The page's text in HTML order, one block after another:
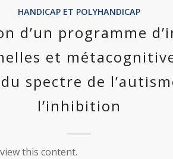
HANDICAP ET POLYHANDICAP
d’un programme
et
spectre de
l’inhibition
this content.